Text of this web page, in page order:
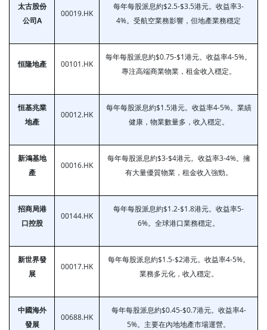
太古股份
公司A
00019.HK
每年每股派息約$2.5-$3.5港元。收益率3-
4%。受航空業務影響，但地產業務穩定
恒隆地產 00101.HK
每年每股派息約$0.75-$1港元。收益率4-5%。
專注高端商業物業，租金收入穩定。
恒基兆業
地產
00012.HK
每年每股派息約$1.5港元。收益率4-5%。業績
健康，物業數量多，收入穩定。
新鴻基地
產
00016.HK
每年每股派息約$3-$4港元。收益率3-4%。擁
有大量優質物業，租金收入強勁。
招商局港
口控股
00144.HK
每年每股派息約$1.2-$1.8港元。收益率5-
6%。全球港口業務穩定。
新世界發
展
00017.HK
每年每股派息約$1.5-$2港元。收益率4-5%。
業務多元化，收入穩定。
中國海外
發展
00688.HK
每年每股派息約$0.45-$0.7港元。收益率4-
5%。主要在內地地產市場運營。